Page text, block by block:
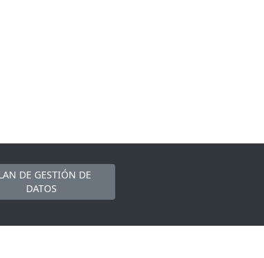
DE GESTIÓN DE
DATOS